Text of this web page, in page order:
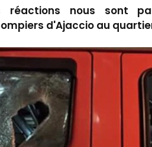
réactions nous sont
d'Ajaccio au